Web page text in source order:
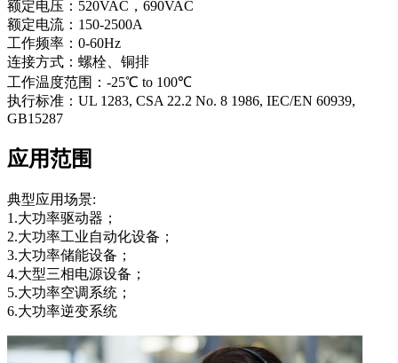
额定电压：520VAC，690VAC
额定电流：150-2500A
工作频率：0-60Hz
连接方式：螺栓、铜排
工作温度范围：-25℃ to 100℃
执行标准：UL 1283, CSA 22.2 No. 8 1986, IEC/EN 60939,
GB15287
应用范围
典型应用场景:
1.大功率驱动器；
2.大功率工业自动化设备；
3.大功率储能设备；
4.大型三相电源设备；
5.大功率空调系统；
6.大功率逆变系统